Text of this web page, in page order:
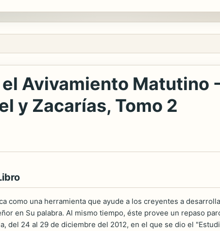
el Avivamiento Matutino
y Zacarías, Tomo 2
como una herramienta que ayude a los creyentes a
en Su palabra. Al mismo tiempo, éste provee un repaso
del 24 al 29 de diciembre del 2012, en el que se dio el